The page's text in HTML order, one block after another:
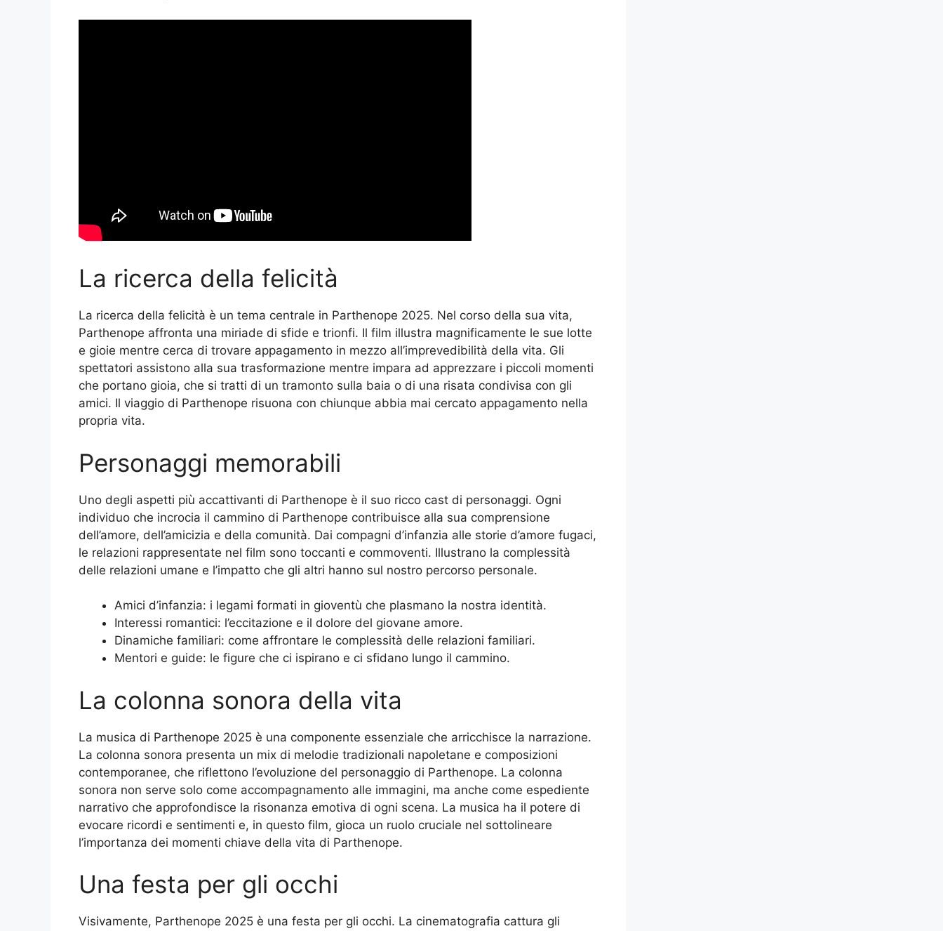
La ricerca della felicità
La ricerca della felicità è un tema centrale in Parthenope 2025. Nel corso della sua vita,
Parthenope affronta una miriade di sfide e trionfi. Il film illustra magnificamente le sue lotte
e gioie mentre cerca di trovare appagamento in mezzo all’imprevedibilità della vita. Gli
spettatori assistono alla sua trasformazione mentre impara ad apprezzare i piccoli momenti
che portano gioia, che si tratti di un tramonto sulla baia o di una risata condivisa con gli
amici. Il viaggio di Parthenope risuona con chiunque abbia mai cercato appagamento nella
propria vita.
Personaggi memorabili
Uno degli aspetti più accattivanti di Parthenope è il suo ricco cast di personaggi. Ogni
individuo che incrocia il cammino di Parthenope contribuisce alla sua comprensione
dell’amore, dell’amicizia e della comunità. Dai compagni d’infanzia alle storie d’amore fugaci,
le relazioni rappresentate nel film sono toccanti e commoventi. Illustrano la complessità
delle relazioni umane e l’impatto che gli altri hanno sul nostro percorso personale.
Amici d’infanzia: i legami formati in gioventù che plasmano la nostra identità.
Interessi romantici: l’eccitazione e il dolore del giovane amore.
Dinamiche familiari: come affrontare le complessità delle relazioni familiari.
Mentori e guide: le figure che ci ispirano e ci sfidano lungo il cammino.
La colonna sonora della vita
La musica di Parthenope 2025 è una componente essenziale che arricchisce la narrazione.
La colonna sonora presenta un mix di melodie tradizionali napoletane e composizioni
contemporanee, che riflettono l’evoluzione del personaggio di Parthenope. La colonna
sonora non serve solo come accompagnamento alle immagini, ma anche come espediente
narrativo che approfondisce la risonanza emotiva di ogni scena. La musica ha il potere di
evocare ricordi e sentimenti e, in questo film, gioca un ruolo cruciale nel sottolineare
l’importanza dei momenti chiave della vita di Parthenope.
Una festa per gli occhi
Visivamente, Parthenope 2025 è una festa per gli occhi. La cinematografia cattura gli